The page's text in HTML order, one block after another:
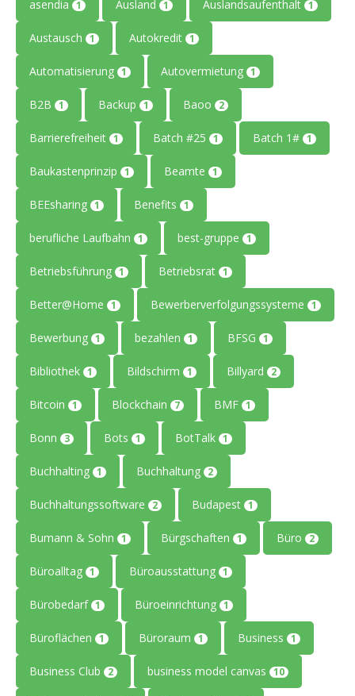
asendia 1 Ausland 1 Auslandsaufenthalt 1
Austausch 1 Autokredit 1
Automatisierung 1 Autovermietung 1
B2B 1 Backup 1 Baoo 2
Barrierefreiheit 1 Batch #25 1 Batch 1# 1
Baukastenprinzip 1 Beamte 1
BEEsharing 1 Benefits 1
berufliche Laufbahn 1 best-gruppe 1
Betriebsführung 1 Betriebsrat 1
Better@Home 1 Bewerberverfolgungssysteme 1
Bewerbung 1 bezahlen 1 BFSG 1
Bibliothek 1 Bildschirm 1 Billyard 2
Bitcoin 1 Blockchain 7 BMF 1
Bonn 3 Bots 1 BotTalk 1
Buchhalting 1 Buchhaltung 2
Buchhaltungssoftware 2 Budapest 1
Bumann & Sohn 1 Bürgschaften 1 Büro 2
Büroalltag 1 Büroausstattung 1
Bürobedarf 1 Büroeinrichtung 1
Büroflächen 1 Büroraum 1 Business 1
Business Club 2 business model canvas 10